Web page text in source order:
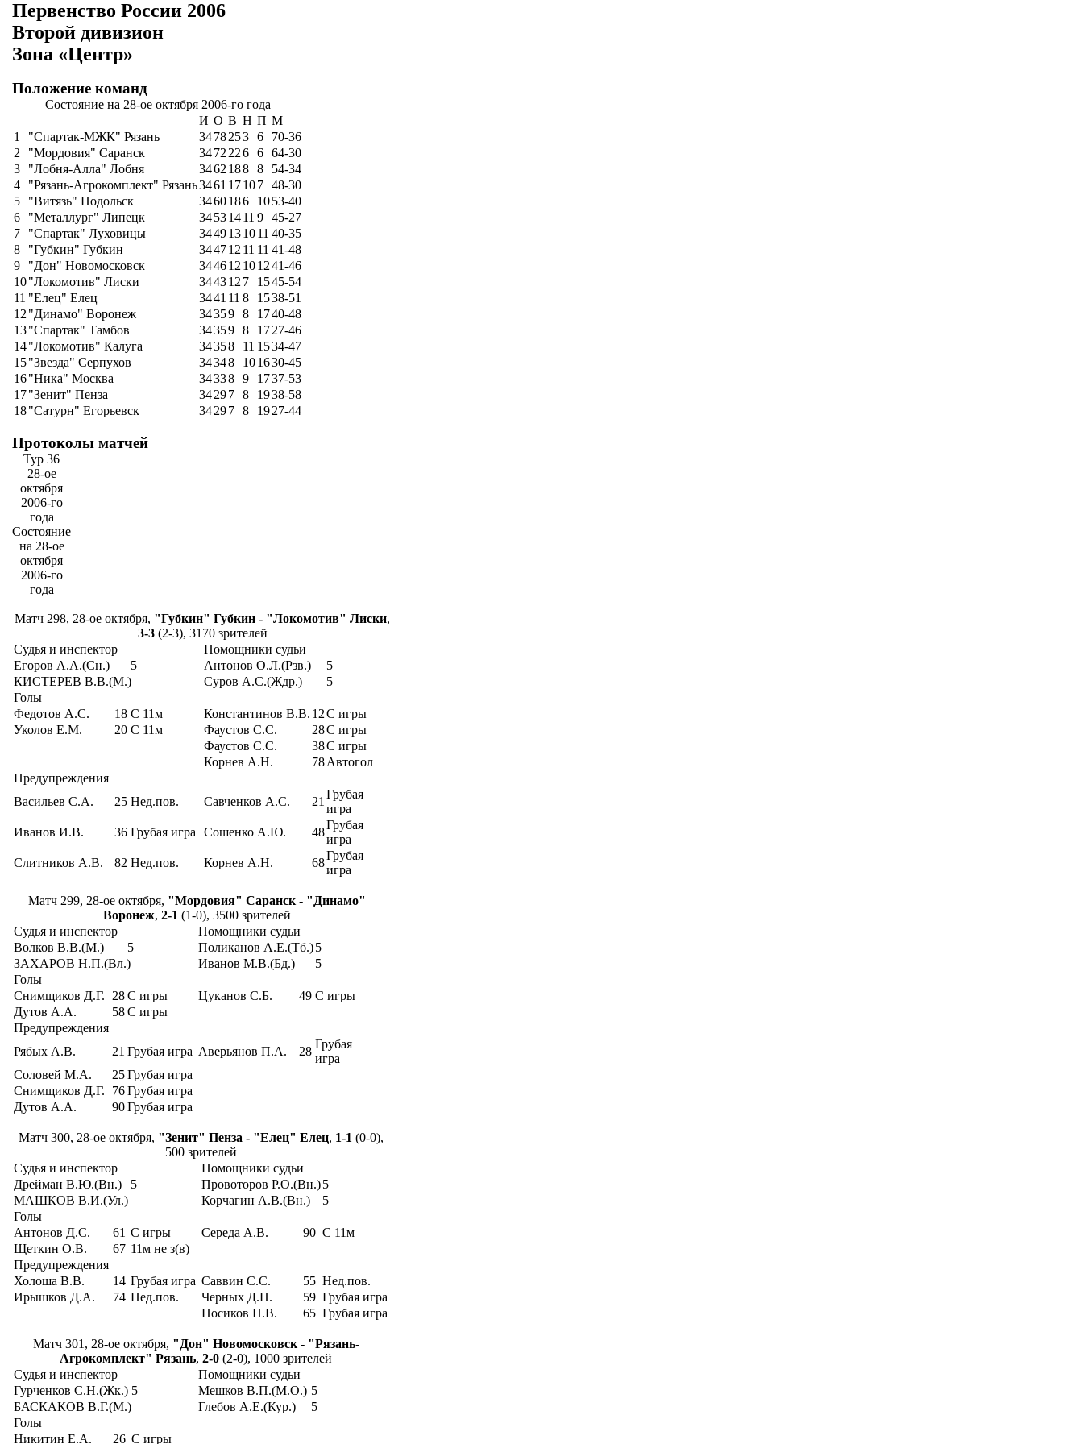
Первенство России 2006
Второй дивизион
Зона «Центр»
Положение команд
Состояние на 28-ое октября 2006-го года
И О В Н П М
1
"Спартак-МЖК" Рязань 3478253 6
70-36
2
"Мордовия" Саранск 3472 226 6 64-30
3
"Лобня-Алла" Лобня 3462 188 8
54-34
4
"Рязань-Агрокомплект" Рязань3461 17107 48-30
5
"Витязь" Подольск 3460186 1053-40
6
"Металлург" Липецк 34531411 9 45-27
7
"Спартак" Луховицы 3449131011 40-35
8
"Губкин" Губкин 344712 11 11 41-48
9
"Дон" Новомосковск 344612 101241-46
10"Локомотив" Лиски 344312 7 1545-54
11 "Елец" Елец 3441 11 8 1538-51
12 "Динамо" Воронеж 34359 8 1740-48
13"Спартак" Тамбов 34359 8 1727-46
14"Локомотив" Калуга 34358 11 1534-47
15"Звезда" Серпухов 34348 101630-45
16"Ника" Москва 34338 9 1737-53
17"Зенит" Пенза 34297 8 1938-58
18"Сатурн" Егорьевск 34297 8 1927-44
Протоколы матчей
Тур 36
28-ое
октября
2006-го
года
Состояние
на 28-ое
октября
2006-го
года
Матч 298, 28-ое октября, "Губкин" Губкин - "Локомотив" Лиски,
3-3(2-3), 3170 зрителей
Судья и инспектор
Помощники судьи
Егоров А.А.(Сн.)
5 Антонов О.Л.(Рзв.)
5
КИСТЕРЕВ В.В.(М.)
Суров А.С.(Ждр.)
5
Голы
Федотов А.С.
18 С 11м Константинов В.В. 12С игры
Уколов Е.М.
20 С 11м Фаустов С.С. 28С игры
Фаустов С.С.
38С игры
Корнев А.Н.
78Автогол
Предупреждения
Васильев С.А.
25 Нед.пов. Савченков А.С. 21
Грубая
игра
Иванов И.В.
36 Грубая игра Сошенко А.Ю. 48
Грубая
игра
Слитников А.В.
82 Нед.пов. Корнев А.Н. 68
Грубая
игра
Матч 299, 28-ое октября, "Мордовия" Саранск - "Динамо"
Воронеж, 2-1 (1-0), 3500 зрителей
Судья и инспектор
Помощники судьи
Волков В.В.(М.)
5 Поликанов А.Е.(Тб.)5
ЗАХАРОВ Н.П.(Вл.)
Иванов М.В.(Бд.)
5
Голы
Снимщиков Д.Г.
28С игры Цуканов С.Б. 49 С игры
Дутов А.А.
58С игры
Предупреждения
Рябых А.В.
21 Грубая игра Аверьянов П.А. 28
Грубая
игра
Соловей М.А.
25Грубая игра
Снимщиков Д.Г.
76Грубая игра
Дутов А.А.
90Грубая игра
Матч 300, 28-ое октября, "Зенит" Пенза - "Елец" Елец, 1-1 (0-0),
500 зрителей
Судья и инспектор
Помощники судьи
Дрейман В.Ю.(Вн.)
5 Провоторов Р.О.(Вн.)5
МАШКОВ В.И.(Ул.)
Корчагин А.В.(Вн.)
5
Голы
Антонов Д.С.
61 С игры Середа А.В. 90 С 11м
Щеткин О.В.
67 11м не з(в)
Предупреждения
Холоша В.В.
14 Грубая игра Саввин С.С. 55 Нед.пов.
Ирышков Д.А.
74 Нед.пов. Черных Д.Н. 59 Грубая игра
Носиков П.В.
65 Грубая игра
Матч 301, 28-ое октября, "Дон" Новомосковск - "Рязань-
Агрокомплект" Рязань, 2-0 (2-0), 1000 зрителей
Судья и инспектор
Помощники судьи
Гурченков С.Н.(Жк.) 5 Мешков В.П.(М.О.) 5
БАСКАКОВ В.Г.(М.)
Глебов А.Е.(Кур.)
5
Голы
Никитин Е.А.
26 С игры